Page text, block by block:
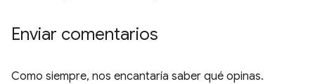
Enviar comentarios
Como siempre, nos encantaría saber qué opinas.